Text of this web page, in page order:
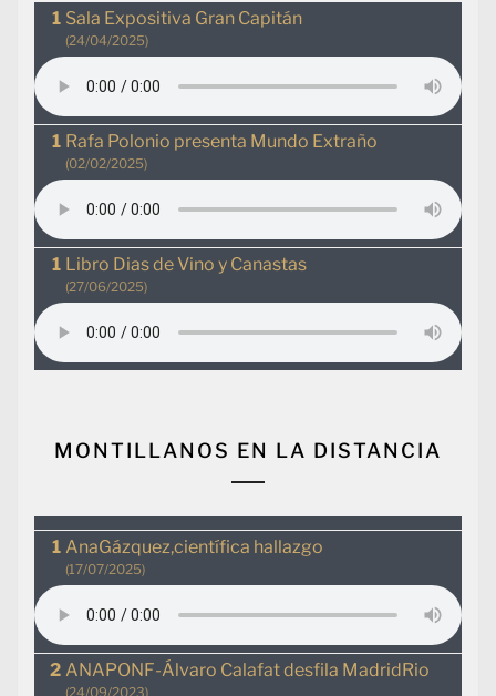
Sala Expositiva Gran Capitán
(24/04/2025)
Rafa Polonio presenta Mundo Extraño
(02/02/2025)
Libro Dias de Vino y Canastas
(27/06/2025)
MONTILLANOS EN LA DISTANCIA
AnaGázquez,científica hallazgo
(17/07/2025)
ANAPONF-Álvaro Calafat desfila MadridRio
(24/09/2023)